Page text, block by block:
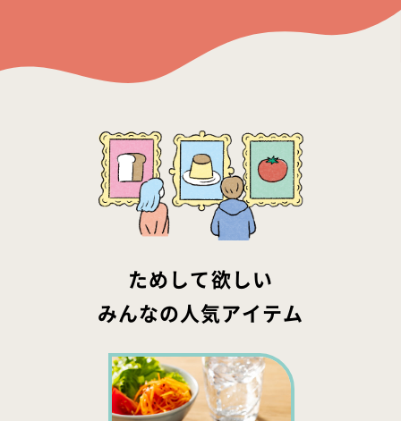
ためして欲しい
みんなの人気アイテム